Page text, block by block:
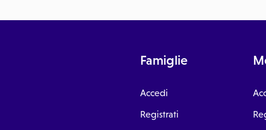
Famiglie
Accedi
Registrati